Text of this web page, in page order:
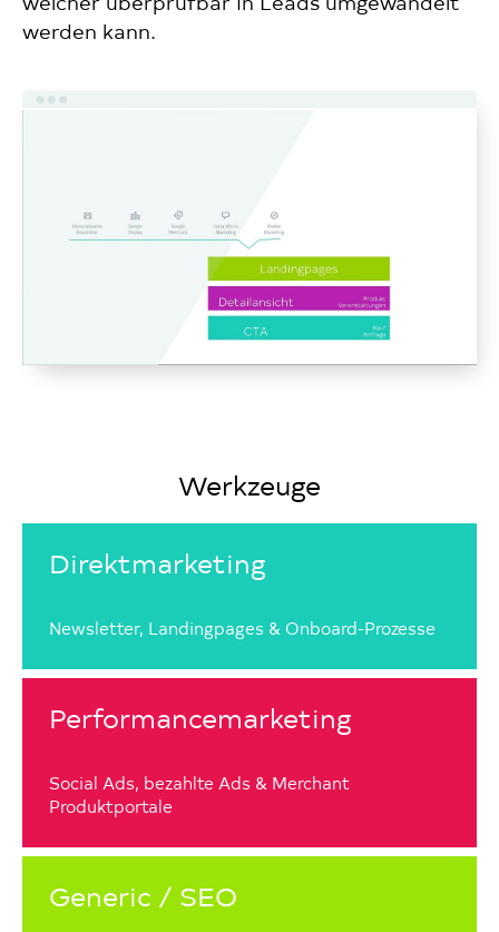
welcher überprüfbar in Leads umgewandelt
werden kann.
Werkzeuge
Direktmarketing
Newsletter, Landingpages & Onboard-Prozesse
Performancemarketing
Social Ads, bezahlte Ads & Merchant
Produktportale
Generic / SEO